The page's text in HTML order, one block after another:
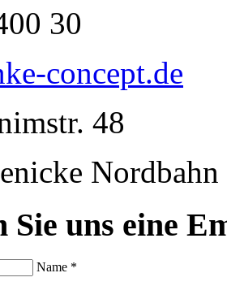
30
concept.de
48
Nordbahn
Sie uns eine
Name *